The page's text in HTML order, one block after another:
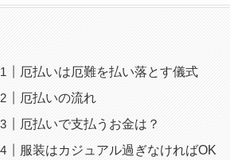
厄払いは厄難を払い落とす儀式
厄払いの流れ
厄払いで支払うお金は？
服装はカジュアル過ぎなければOK